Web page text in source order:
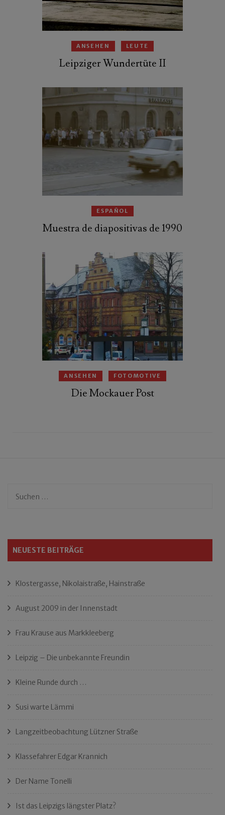
ANSEHEN LEUTE
Leipziger Wundertüte II
ESPAÑOL
Muestra de diapositivas de 1990
ANSEHEN FOTOMOTIVE
Die Mockauer Post
Suchen
NEUESTE BEITRÄGE
Klostergasse, Nikolaistraße, Hainstraße
August 2009 in der Innenstadt
Frau Krause aus Markkleeberg
Leipzig – Die unbekannte Freundin
Kleine Runde durch …
Susi warte Lämmi
Langzeitbeobachtung Lützner Straße
Klassefahrer Edgar Krannich
Der Name Tonelli
Ist das Leipzigs längster Platz?